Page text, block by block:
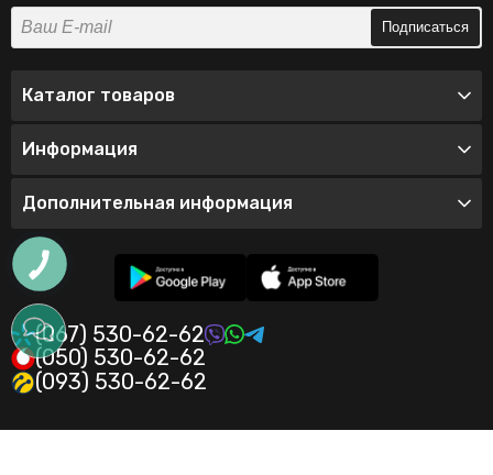
Подписаться
Каталог товаров
Информация
Дополнительная информация
(067) 530-62-62
(050) 530-62-62
(093) 530-62-62